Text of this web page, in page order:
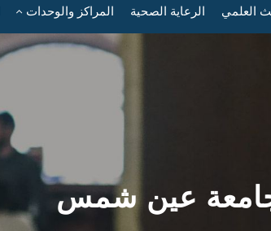
العلمي الرعاية الصحية المراكز والوحدات
جامعة عين شمس